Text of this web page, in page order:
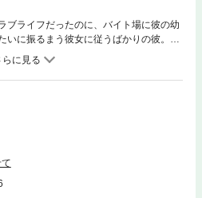
ブライフだったのに、バイト場に彼の幼
いに振るまう彼女に従うばかりの彼。ふ
作ほか胸キュンHな3作品が詰まってる